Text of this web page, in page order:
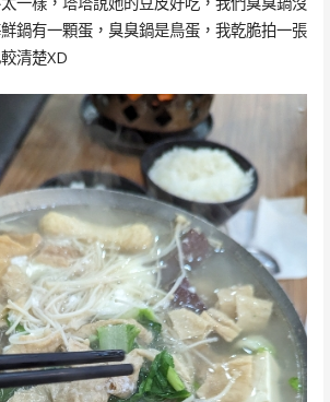
鍋有一顆蛋，臭臭鍋是鳥蛋，我乾脆拍一張
清楚XD